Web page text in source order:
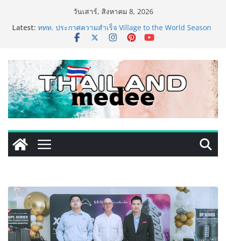
วันเสาร์, สิงหาคม 8, 2026
Latest: ททท. ประกาศความสำเร็จ Village to the World Season
5 ผนึก 9 พันธมิตร ขับเคลื่อน ESG Tourism สืบสานพระ
เหิงลี่ แมนูแฟคเจอริ่ง เทคโนโลยี (ไทยแลนด์) เปิดโรงงาน
แห่งใหม่ในชลบุรี เดินหน้าขยายฐานการผลิตสู่เอเชียตะวัน
ออกเฉียงใต้ เสริมแกร่งยุทธศาสตร์ระดับโลก
TECNO ประกาศทรานส์ฟอร์มจากเกมมิ่งโฟน สู่ไลฟ์สไตล์
แฟชั่นไอเท็ม เสิร์ฟใหญ่ปักหมุดแลนมาร์คใหม่กลางสถานี
MRT วาง POVA 8 Series จุดเริ่มต้นครั้งสำคัญ
PIPPER STANDARD® เปิดตัวแชมพูอาบน้ำ และ โฟมอาบ
แห้งสัตว์เลี้ยง ชูนวัตกรรมพลังธรรมชาติ “Zero-Residue”
เลียขนได้ ปลอดภัย ไร้สารตกค้าง
เริ่มแล้ว! อ.ต.ก.แฟร์ 4 ภาค @ภาคกลาง “มนต์เสน่ห์เกษตร
ไทย สู่ใจกลางมหานคร” ชวนชิม ช้อป สินค้าเกษตร